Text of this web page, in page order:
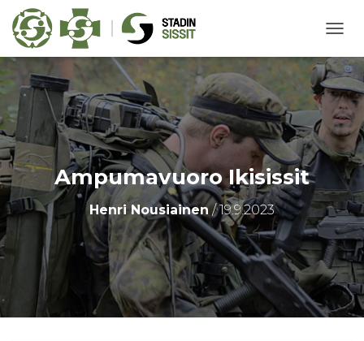
A
V
I
G
O
I
N
P
Ä
Ä
L
E
/
P
O
Ampumavuoro Ikisissit
Henri Nousiainen/19.9.2023